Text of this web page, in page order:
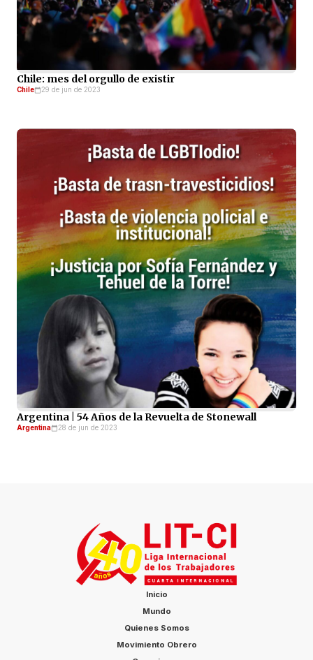
Chile: mes del orgullo de existir
Chile 29 de jun de 2023
Argentina | 54 Años de la Revuelta de Stonewall
Argentina 28 de jun de 2023
Inicio
Mundo
Quienes Somos
Movimiento Obrero